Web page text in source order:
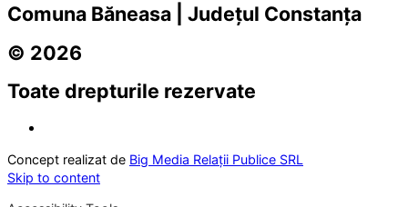
Comuna Băneasa | Județul Constanța
© 2026
Toate drepturile rezervate
Concept realizat de Big Media Relații Publice SRL
Skip to content